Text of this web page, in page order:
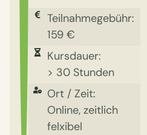
Teilnahmegebühr:
159 €
Kursdauer:
> 30 Stunden
Ort / Zeit:
Online, zeitlich
felxibel